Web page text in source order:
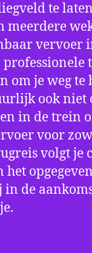
te
vervoer
om je weg te
ook niet
in de trein
voor
volgt
het
de